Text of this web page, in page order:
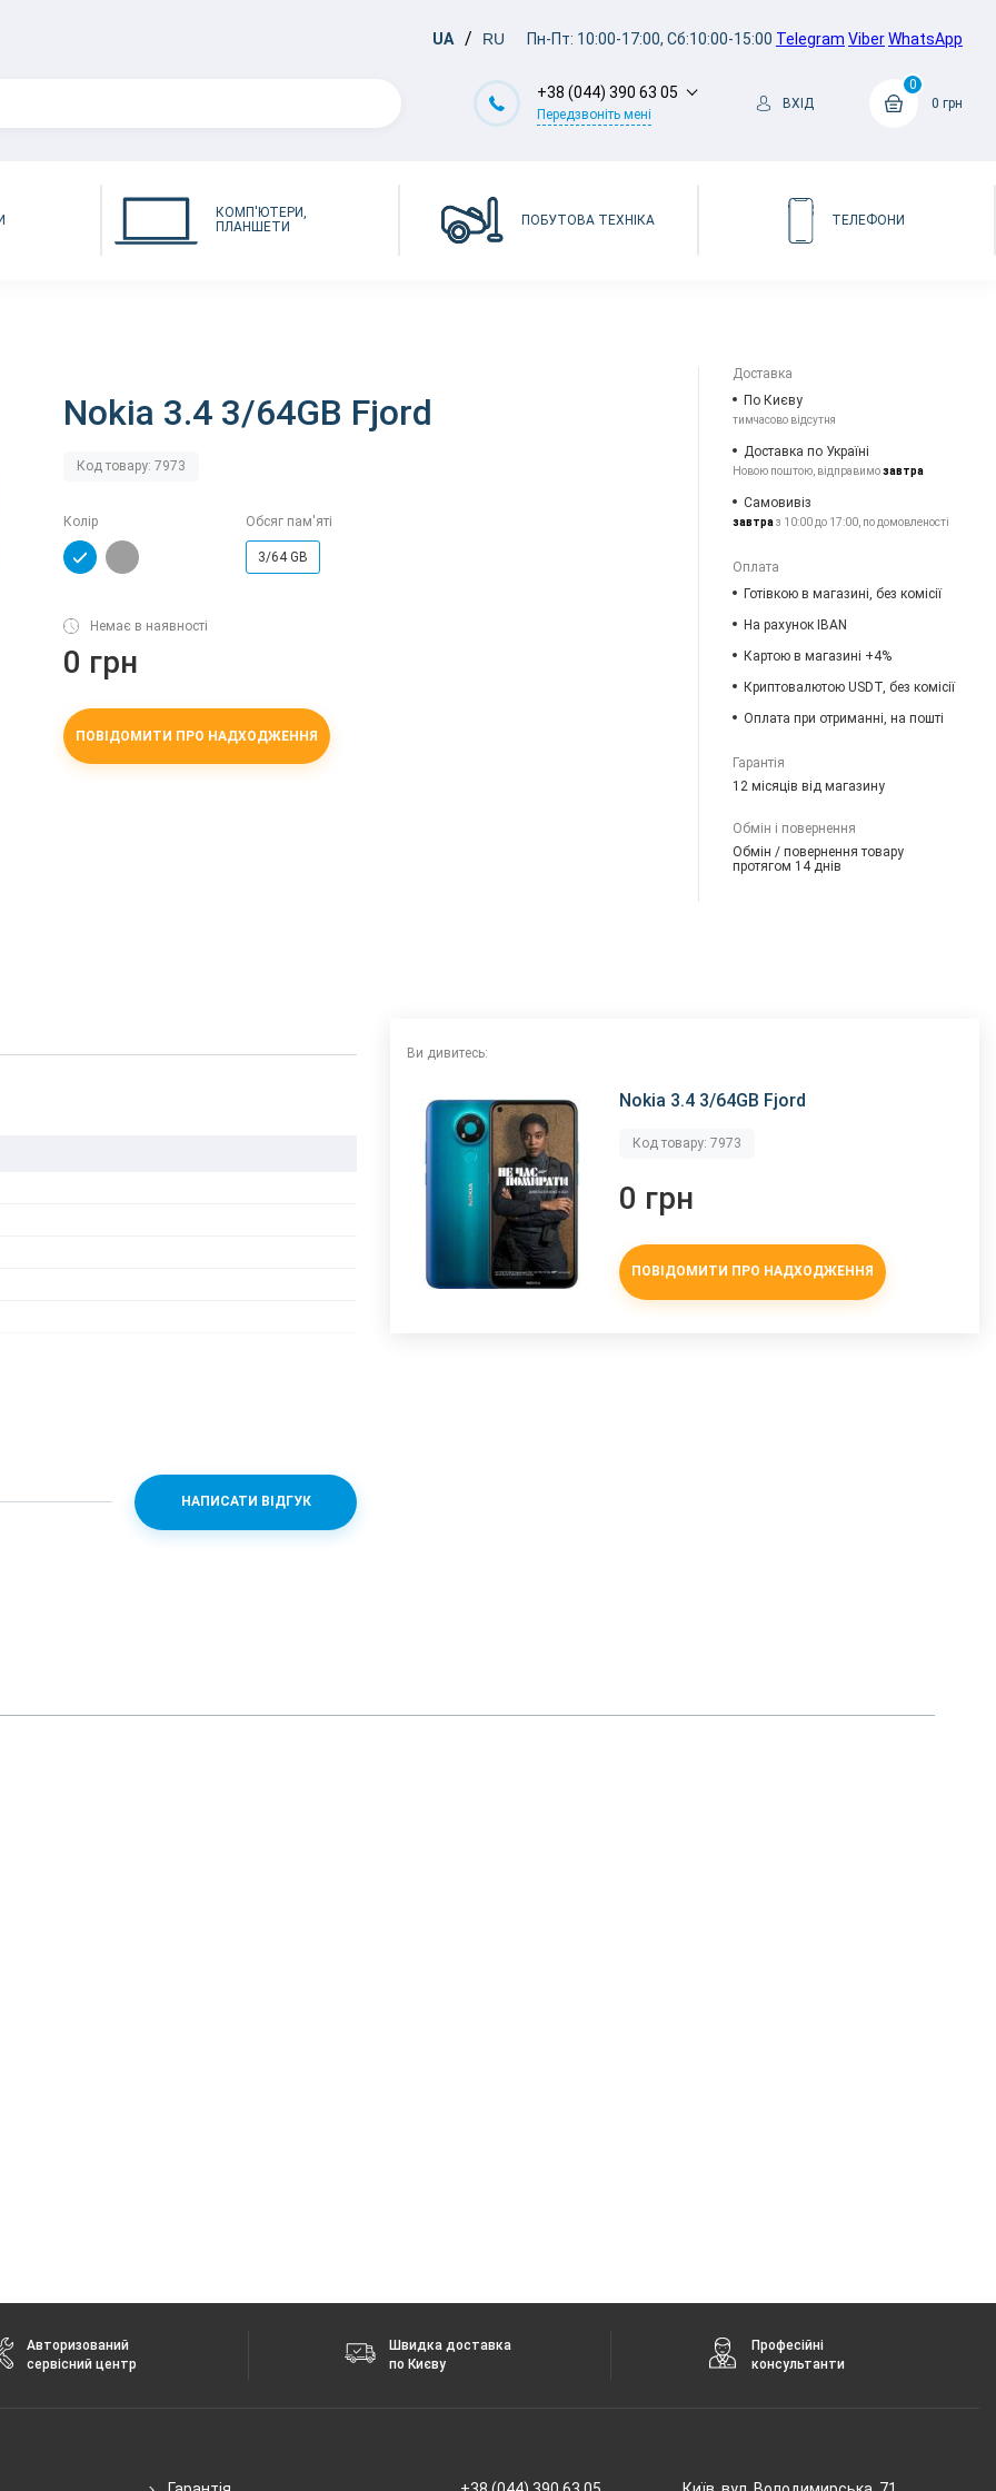
UA RU Пн-Пт: 10:00-17:00, Сб:10:00-15:00 Telegram ViberWhatsApp
+38 (044) 390 63 05
Передзвоніть мені
ВХІД
0
0 грн
КОМП'ЮТЕРИ,
ПЛАНШЕТИ
ПОБУТОВА ТЕХНІКА ТЕЛЕФОНИ
Nokia 3.4 3/64GB Fjord
Код товару: 7973
Колір Обсяг пам'яті
3/64 GB
Немає в наявності
0 грн
ПОВІДОМИТИ ПРО НАДХОДЖЕННЯ
Доставка
По Києву
тимчасово відсутня
Доставка по Україні
Новою поштою, відправимозавтра
Самовивіз
завтраз 10:00 до 17:00, по домовленості
Оплата
Готівкою в магазині, без комісії
На рахунок IBAN
Картою в магазині +4%
Криптовалютою USDT, без комісії
Оплата при отриманні, на пошті
Гарантія
12 місяців від магазину
Обмін і повернення
Обмін / повернення товару
протягом 14 днів
НАПИСАТИ ВІДГУК
Ви дивитесь:
Nokia 3.4 3/64GB Fjord
Код товару: 7973
0 грн
ПОВІДОМИТИ ПРО НАДХОДЖЕННЯ
Авторизований
сервісний центр
Швидка доставка
по Києву
Професійні
консультанти